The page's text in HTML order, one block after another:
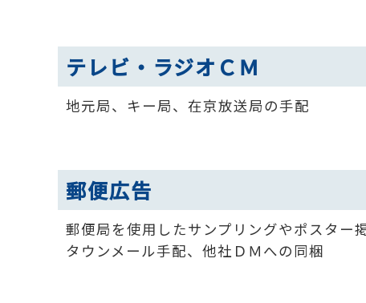
テレビ・ラジオＣＭ
地元局、キー局、在京放送局の手配
郵便広告
郵便局を使用したサンプリングやポスター
タウンメール手配、他社ＤＭへの同梱